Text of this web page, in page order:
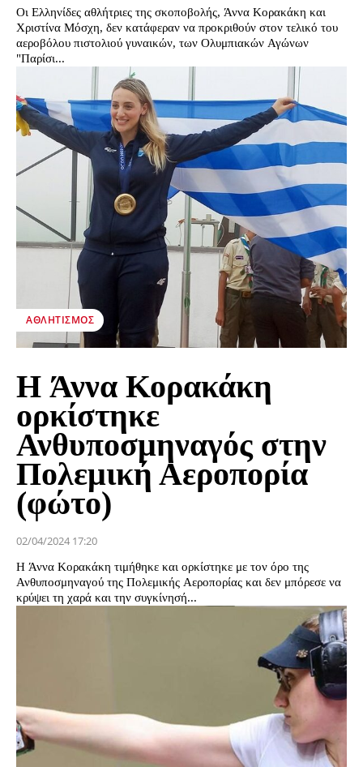
Οι Ελληνίδες αθλήτριες της σκοποβολής, Άννα Κορακάκη και
Χριστίνα Μόσχη, δεν κατάφεραν να προκριθούν στον τελικό του
αεροβόλου πιστολιού γυναικών, των Ολυμπιακών Αγώνων
"Παρίσι...
ΑΘΛΗΤΙΣΜΌΣ
H Άννα Κορακάκη
ορκίστηκε
Ανθυποσμηναγός στην
Πολεμική Αεροπορία
(φώτο)
02/04/2024 17:20
Η Άννα Κορακάκη τιμήθηκε και ορκίστηκε με τον όρο της
Ανθυποσμηναγού της Πολεμικής Αεροπορίας και δεν μπόρεσε να
κρύψει τη χαρά και την συγκίνησή...